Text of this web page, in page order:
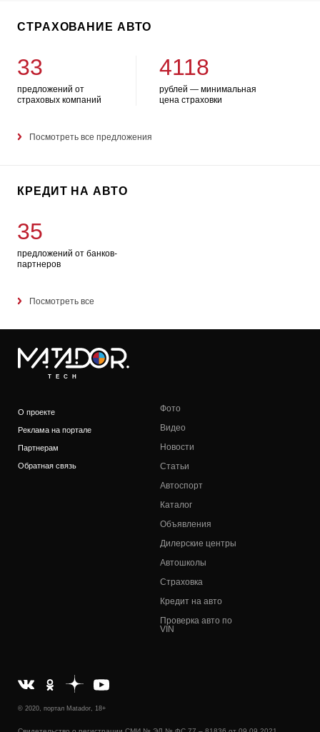
СТРАХОВАНИЕ АВТО
33
предложений от
страховых компаний
4118
рублей — минимальная
цена страховки
Посмотреть все предложения
КРЕДИТ НА АВТО
35
предложений от банков-
партнеров
Посмотреть все
TECH
О проекте
Реклама на портале
Партнерам
Обратная связь
Фото
Видео
Новости
Статьи
Автоспорт
Каталог
Объявления
Дилерские центры
Автошколы
Страховка
Кредит на авто
Проверка авто по
VIN
© 2020, портал Matador, 18+